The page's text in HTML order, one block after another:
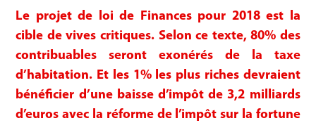
Le projet de loi de Finances pour 2018 est la
cible de vives critiques. Selon ce texte, 80% des
contribuables seront exonérés de la taxe
d’habitation. Et les 1% les plus riches devraient
bénéficier d’une baisse d’impôt de 3,2 milliards
d’euros avec la réforme de l’impôt sur la fortune